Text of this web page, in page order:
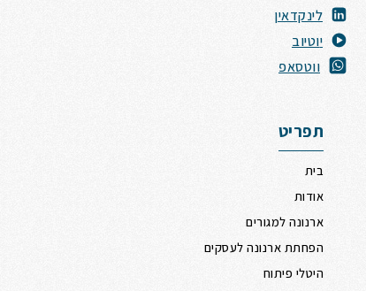
לינקדאין
יוטיוב
ווטסאפ
תפריט
בית
אודות
ארנונה למגורים
הפחתת ארנונה לעסקים
היטלי פיתוח